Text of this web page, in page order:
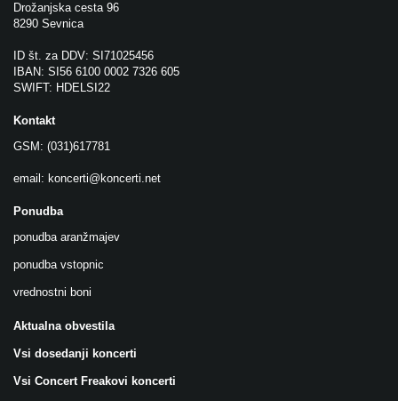
Drožanjska cesta 96
8290 Sevnica
ID št. za DDV: SI71025456
IBAN: SI56 6100 0002 7326 605
SWIFT: HDELSI22
Kontakt
GSM: (031)617781
email: koncerti@koncerti.net
Ponudba
ponudba aranžmajev
ponudba vstopnic
vrednostni boni
Aktualna obvestila
Vsi dosedanji koncerti
Vsi Concert Freakovi koncerti